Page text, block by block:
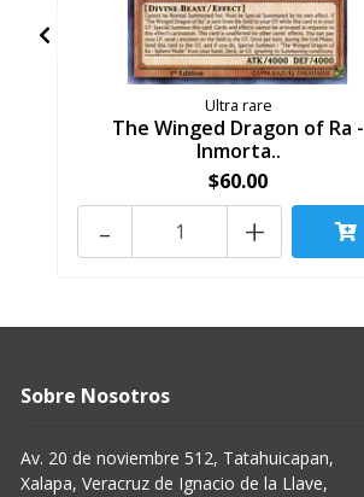
Ultra rare
The Winged Dragon of Ra -
Inmorta..
$60.00
+
-
Sobre Nosotros
Av. 20 de noviembre 512, Tatahuicapan,
Xalapa, Veracruz de Ignacio de la Llave,